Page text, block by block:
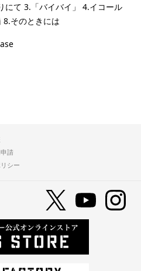
にて 3.「バイバイ」 4.イコール
8.そのときには
請
シー